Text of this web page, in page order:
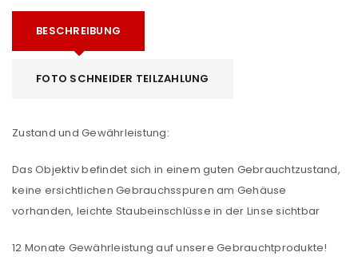
BESCHREIBUNG
FOTO SCHNEIDER TEILZAHLUNG
Zustand und Gewährleistung:
Das Objektiv befindet sich in einem guten Gebrauchtzustand,
keine ersichtlichen Gebrauchsspuren am Gehäuse
vorhanden, leichte Staubeinschlüsse in der Linse sichtbar
12 Monate Gewährleistung auf unsere Gebrauchtprodukte!